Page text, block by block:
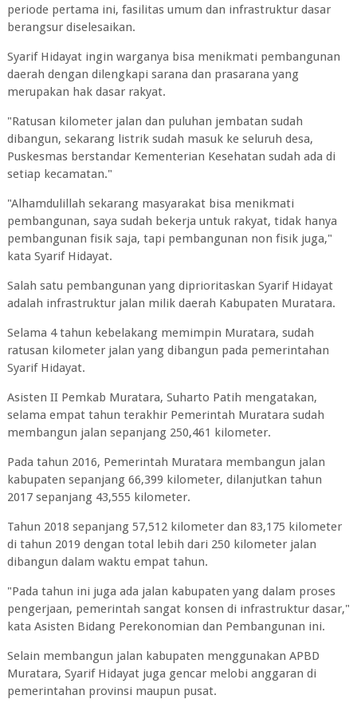
periode pertama ini, fasilitas umum dan infrastruktur dasar
berangsur diselesaikan.
Syarif Hidayat ingin warganya bisa menikmati pembangunan
daerah dengan dilengkapi sarana dan prasarana yang
merupakan hak dasar rakyat.
"Ratusan kilometer jalan dan puluhan jembatan sudah
dibangun, sekarang listrik sudah masuk ke seluruh desa,
Puskesmas berstandar Kementerian Kesehatan sudah ada di
setiap kecamatan."
"Alhamdulillah sekarang masyarakat bisa menikmati
pembangunan, saya sudah bekerja untuk rakyat, tidak hanya
pembangunan fisik saja, tapi pembangunan non fisik juga,"
kata Syarif Hidayat.
Salah satu pembangunan yang diprioritaskan Syarif Hidayat
adalah infrastruktur jalan milik daerah Kabupaten Muratara.
Selama 4 tahun kebelakang memimpin Muratara, sudah
ratusan kilometer jalan yang dibangun pada pemerintahan
Syarif Hidayat.
Asisten II Pemkab Muratara, Suharto Patih mengatakan,
selama empat tahun terakhir Pemerintah Muratara sudah
membangun jalan sepanjang 250,461 kilometer.
Pada tahun 2016, Pemerintah Muratara membangun jalan
kabupaten sepanjang 66,399 kilometer, dilanjutkan tahun
2017 sepanjang 43,555 kilometer.
Tahun 2018 sepanjang 57,512 kilometer dan 83,175 kilometer
di tahun 2019 dengan total lebih dari 250 kilometer jalan
dibangun dalam waktu empat tahun.
"Pada tahun ini juga ada jalan kabupaten yang dalam proses
pengerjaan, pemerintah sangat konsen di infrastruktur dasar,"
kata Asisten Bidang Perekonomian dan Pembangunan ini.
Selain membangun jalan kabupaten menggunakan APBD
Muratara, Syarif Hidayat juga gencar melobi anggaran di
pemerintahan provinsi maupun pusat.